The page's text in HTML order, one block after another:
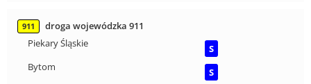
911
droga wojewódzka 911
Piekary Śląskie
S
Bytom
S